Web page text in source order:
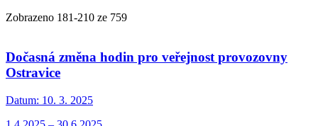
Zobrazeno 181-210 ze 759
Dočasná změna hodin pro veřejnost provozovny
Ostravice
Datum: 10. 3. 2025